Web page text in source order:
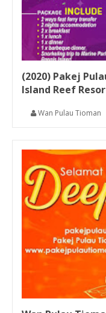
(2020) Pakej
Island Reef
Wan Pulau Tioman